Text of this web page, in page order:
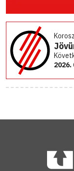
2026.